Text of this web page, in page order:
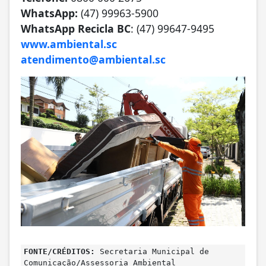
WhatsApp: (47) 99963-5900
WhatsApp Recicla BC: (47) 99647-9495
www.ambiental.sc
atendimento@ambiental.sc
FONTE/CRÉDITOS:
Secretaria Municipal de
Comunicação/Assessoria Ambiental